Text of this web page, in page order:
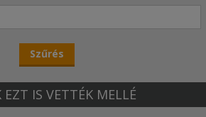
EZT IS VETTÉK MELLÉ